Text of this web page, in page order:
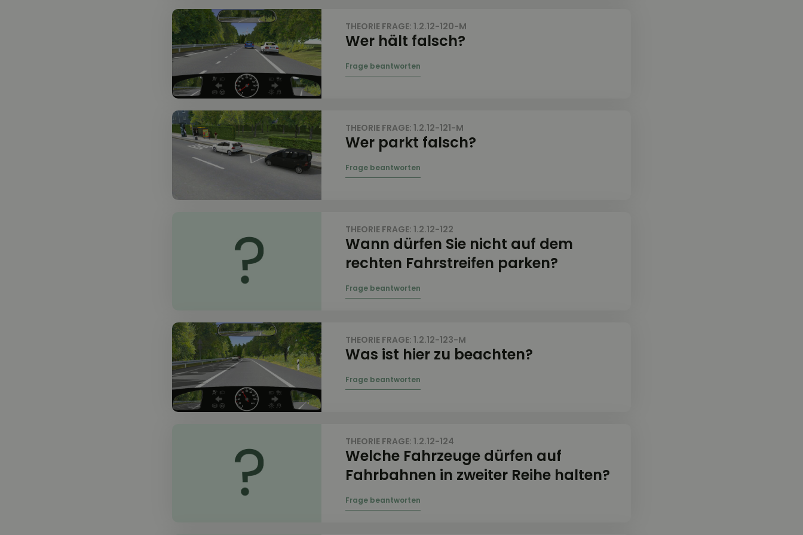
THEORIE FRAGE: 1.2.12-120-M
Wer hält falsch?
THEORIE FRAGE: 1.2.12-121-M
Wer parkt falsch?
THEORIE FRAGE: 1.2.12-122
Wann dürfen Sie nicht auf dem
rechten Fahrstreifen parken?
THEORIE FRAGE: 1.2.12-123-M
Was ist hier zu beachten?
THEORIE FRAGE: 1.2.12-124
Welche Fahrzeuge dürfen auf
Fahrbahnen in zweiter Reihe halten?